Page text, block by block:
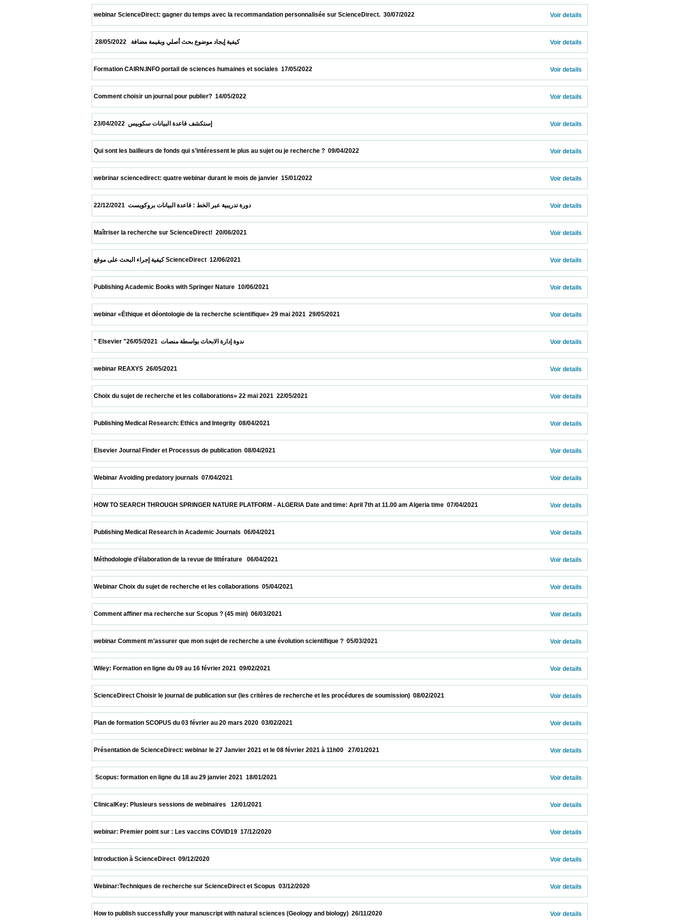
webinar ScienceDirect: gagner du temps avec la recommandation personnalisée sur ScienceDirect.  30/07/2022 Voir details
كيفية إيجاد موضوع بحث أصلي وبقيمة مضافة   28/05/2022 Voir details
Formation CAIRN.INFO portail de sciences humaines et sociales  17/05/2022 Voir details
Comment choisir un journal pour publier?  14/05/2022 Voir details
Voir details
Qui sont les bailleurs de fonds qui s’intéressent le plus au sujet ou je recherche ?  09/04/2022 Voir details
webrinar sciencedirect: quatre webinar durant le mois de janvier  15/01/2022 Voir details
دورة تدريبية عبر الخط : قاعدة البيانات بروكويست  22/12/2021 Voir details
Maîtriser la recherche sur ScienceDirect!  20/06/2021 Voir details
كيفية إجراء البحث على موقع ScienceDirect  12/06/2021 Voir details
Publishing Academic Books with Springer Nature  10/06/2021 Voir details
webinar «Éthique et déontologie de la recherche scientifique» 29 mai 2021  29/05/2021 Voir details
" Elsevier "ندوة إدارة الابحاث بواسطة منصات  26/05/2021 Voir details
webinar REAXYS  26/05/2021 Voir details
Choix du sujet de recherche et les collaborations» 22 mai 2021  22/05/2021 Voir details
Publishing Medical Research: Ethics and Integrity  08/04/2021 Voir details
Elsevier Journal Finder et Processus de publication  08/04/2021 Voir details
Webinar Avoiding predatory journals  07/04/2021 Voir details
HOW TO SEARCH THROUGH SPRINGER NATURE PLATFORM - ALGERIA Date and time: April 7th at 11.00 am Algeria time  07/04/2021 Voir details
Publishing Medical Research in Academic Journals  06/04/2021 Voir details
Méthodologie d’élaboration de la revue de littérature   06/04/2021 Voir details
Webinar Choix du sujet de recherche et les collaborations  05/04/2021 Voir details
Comment affiner ma recherche sur Scopus ? (45 min)  06/03/2021 Voir details
webinar Comment m’assurer que mon sujet de recherche a une évolution scientifique ?  05/03/2021 Voir details
Wiley: Formation en ligne du 09 au 16 février 2021  09/02/2021 Voir details
ScienceDirect Choisir le journal de publication sur (les critères de recherche et les procédures de soumission)  08/02/2021 Voir details
Plan de formation SCOPUS du 03 février au 20 mars 2020  03/02/2021 Voir details
Présentation de ScienceDirect: webinar le 27 Janvier 2021 et le 08 février 2021 à 11h00   27/01/2021 Voir details
Scopus: formation en ligne du 18 au 29 janvier 2021  18/01/2021 Voir details
ClinicalKey: Plusieurs sessions de webinaires   12/01/2021 Voir details
webinar: Premier point sur : Les vaccins COVID19  17/12/2020 Voir details
Introduction à ScienceDirect  09/12/2020 Voir details
Webinar:Techniques de recherche sur ScienceDirect et Scopus  03/12/2020 Voir details
How to publish successfully your manuscript with natural sciences (Geology and biology)  26/11/2020 Voir details